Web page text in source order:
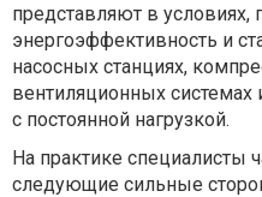
представляют в условиях,
энергоэффективность и
насосных станциях,
вентиляционных
с постоянной нагрузкой.
На практике специалисты
следующие сильные